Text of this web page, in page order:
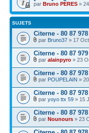
par Bruno PERES »
SUJETS
Citerne - 80 87
par Bruno37 » 17
Citerne - 80 87
par alainpyro » 23
Citerne - 80 87
par POUPELAIN »
Citerne - 80 87
par yoyo ttx 59 » 15
Citerne - 80 87
par Nounours » 23